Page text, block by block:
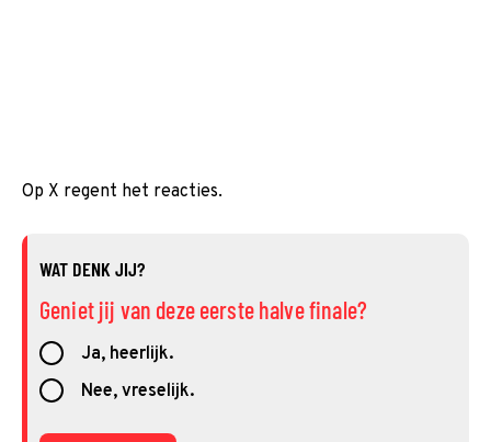
Op X regent het reacties.
WAT DENK JIJ?
Geniet jij van deze eerste halve finale?
Ja, heerlijk.
Nee, vreselijk.